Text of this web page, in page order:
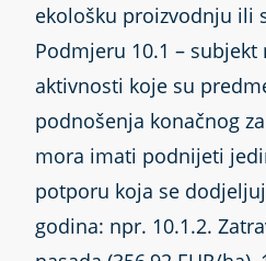
ekološku proizvodnju ili
Podmjeru 10.1 –
aktivnosti koje su
podnošenja konačnog
mora imati podnijeti
potporu koja se
godina: npr. 10.1.2.